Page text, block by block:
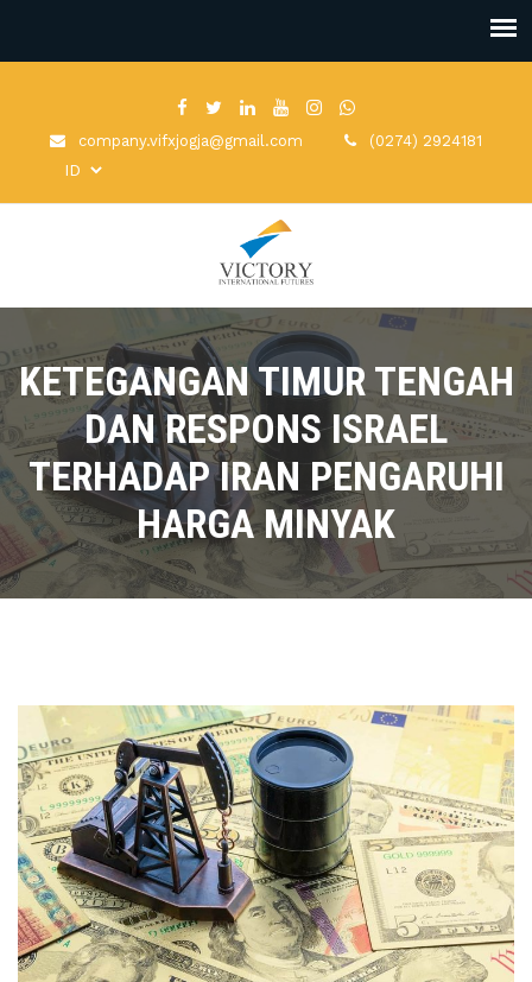
company.vifxjogja@gmail.com (0274) 2924181
KETEGANGAN TIMUR TENGAH
DAN RESPONS ISRAEL
TERHADAP IRAN PENGARUHI
HARGA MINYAK